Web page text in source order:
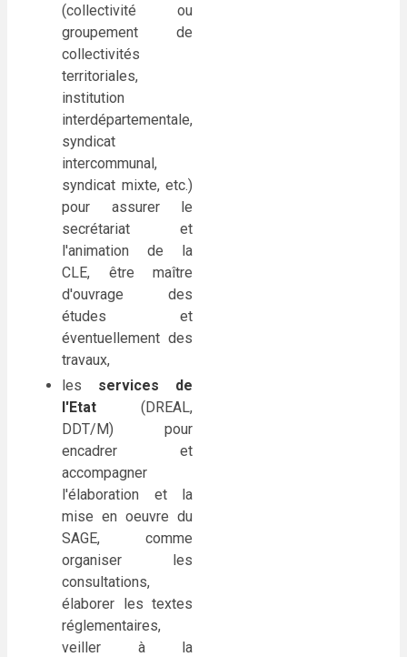
(collectivité ou
groupement de
collectivités
territoriales,
institution
interdépartementale,
syndicat
intercommunal,
syndicat mixte, etc.)
pour assurer le
secrétariat et
l'animation de la
CLE, être maître
d'ouvrage des
études et
éventuellement des
travaux,
les services de
l'Etat (DREAL,
DDT/M) pour
encadrer et
accompagner
l'élaboration et la
mise en oeuvre du
SAGE, comme
organiser les
consultations,
élaborer les textes
réglementaires,
veiller à la